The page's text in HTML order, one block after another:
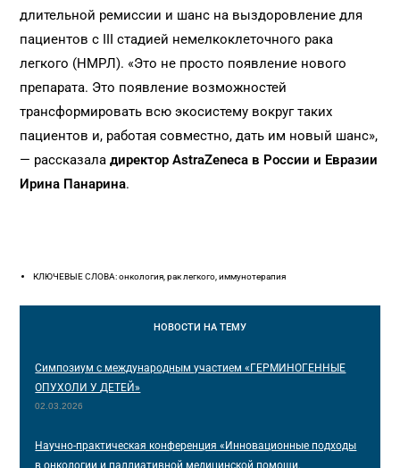
длительной ремиссии и шанс на выздоровление для
пациентов с III стадией немелкоклеточного рака
легкого (НМРЛ). «Это не просто появление нового
препарата. Это появление возможностей
трансформировать всю экосистему вокруг таких
пациентов и, работая совместно, дать им новый шанс»,
— рассказаладиректор AstraZeneca в России и Евразии
Ирина Панарина.
КЛЮЧЕВЫЕ СЛОВА: онкология, рак легкого, иммунотерапия
НОВОСТИ НА ТЕМУ
Симпозиум с международным участием «ГЕРМИНОГЕННЫЕ
ОПУХОЛИ У ДЕТЕЙ»
02.03.2026
Научно-практическая конференция «Инновационные подходы
в онкологии и паллиативной медицинской помощи.